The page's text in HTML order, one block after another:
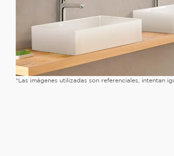
*Las imágenes utilizadas son referenciales, intentan